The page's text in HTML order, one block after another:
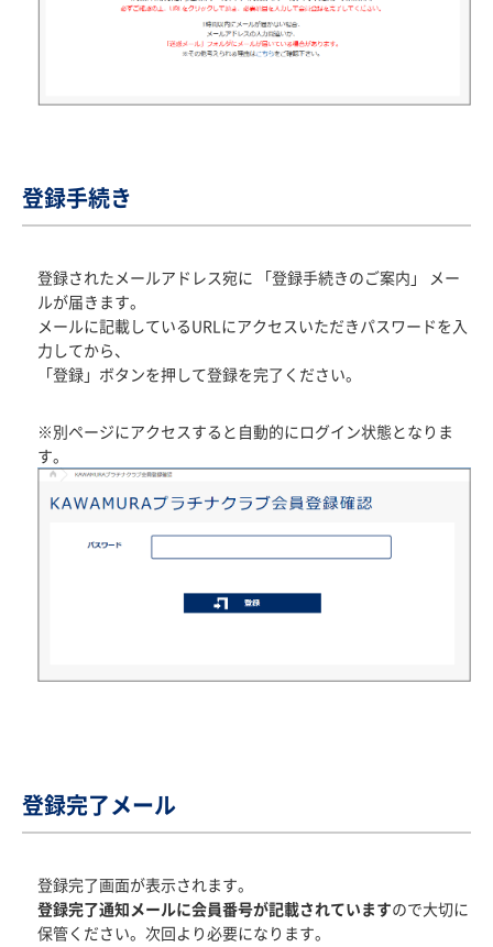
登録手続き
登録されたメールアドレス宛に 「登録手続きのご案内」 メー
ルが届きます。
メールに記載しているURLにアクセスいただきパスワードを入
力してから、
「登録」ボタンを押して登録を完了ください。
※別ページにアクセスすると自動的にログイン状態となりま
す。
登録完了メール
登録完了画面が表示されます。
登録完了通知メールに会員番号が記載されていますので大切に
保管ください。次回より必要になります。